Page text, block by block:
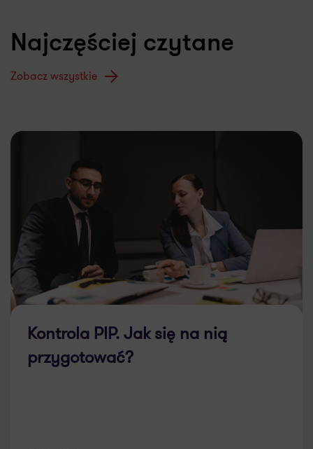
Najczęściej czytane
Zobacz wszystkie
Kontrola PIP. Jak się na nią
przygotować?